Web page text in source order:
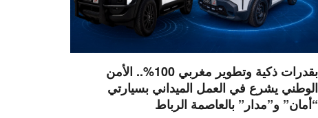
بقدرات ذكية وتطوير مغربي 100%.. الأمن
الوطني يشرع في العمل الميداني بسيارتي
“أمان” و”مدار” بالعاصمة الرباط